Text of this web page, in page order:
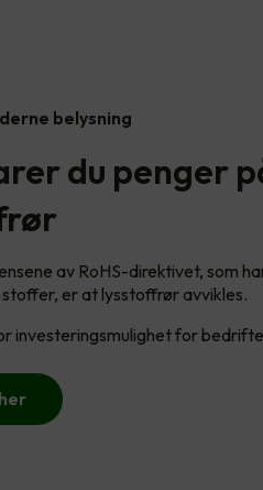
belysning
du penger
av RoHS-direktivet, som
er at lysstoffrør avvikles.
investeringsmulighet for